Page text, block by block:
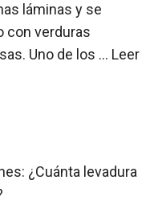
láminas y se
con verduras
Uno de los … Leer